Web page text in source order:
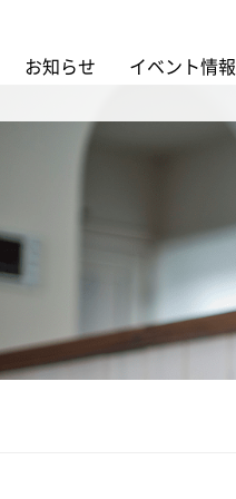
お知らせ イベント情報